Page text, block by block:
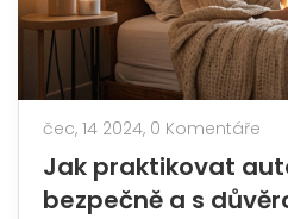
čec, 14 2024, 0 Komentáře
Jak praktikovat
bezpečně a s